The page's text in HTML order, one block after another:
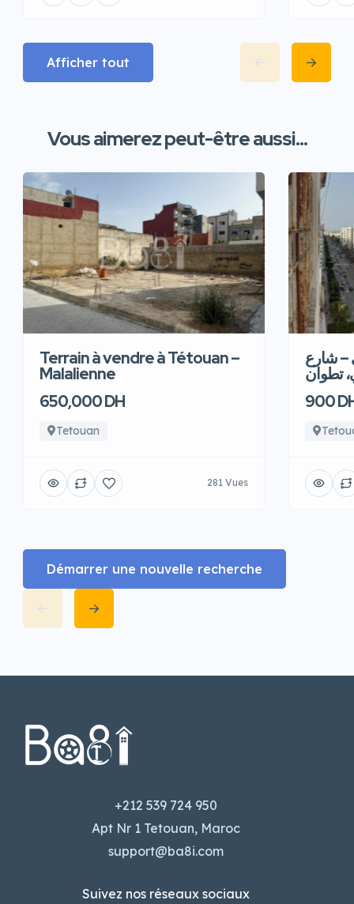
Afficher tout
Vous aimerez peut-être aussi...
Terrain à vendre à Tétouan –
Malalienne
650,000 DH
Tetouan
281 Vues
– شارع
تطوان
900
Démarrer une nouvelle recherche
+212 539 724 950
Apt Nr 1 Tetouan, Maroc
support@ba8i.com
Suivez nos réseaux sociaux